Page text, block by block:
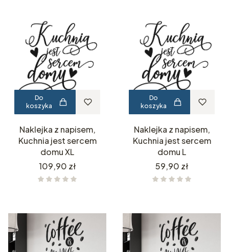
Do
koszyka
Naklejka z napisem,
Kuchnia jest sercem
domu XL
Cena
109,90 zł
Do
koszyka
Naklejka z napisem,
Kuchnia jest sercem
domu L
Cena
59,90 zł